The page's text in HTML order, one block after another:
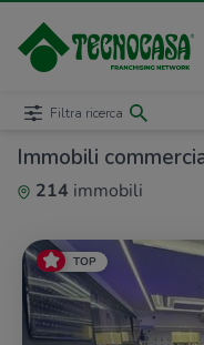
Immobili
214 immobili
Filtra ricerca
TOP